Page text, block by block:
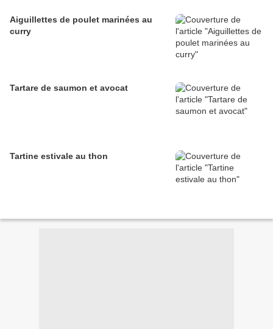
Aiguillettes de poulet marinées au
curry
Tartare de saumon et avocat
Tartine estivale au thon